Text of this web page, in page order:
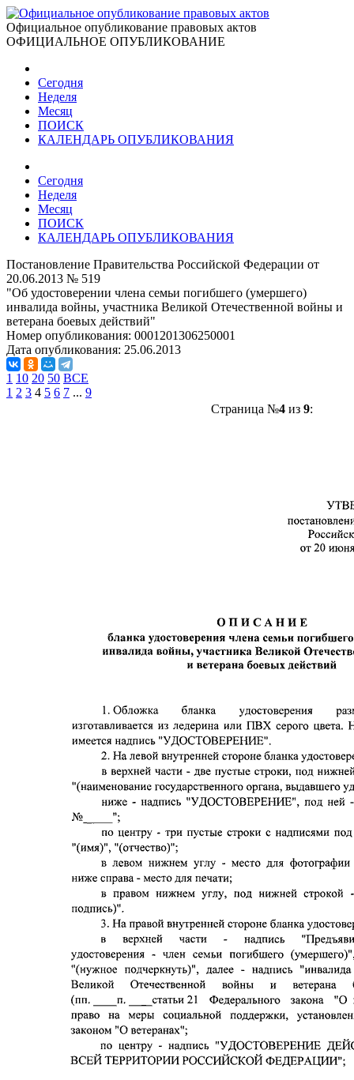
Официальное опубликование правовых актов
ОФИЦИАЛЬНОЕ ОПУБЛИКОВАНИЕ
Сегодня
Неделя
Месяц
ПОИСК
КАЛЕНДАРЬ ОПУБЛИКОВАНИЯ
Сегодня
Неделя
Месяц
ПОИСК
КАЛЕНДАРЬ ОПУБЛИКОВАНИЯ
Постановление Правительства Российской Федерации от
20.06.2013 № 519
"Об удостоверении члена семьи погибшего (умершего)
инвалида войны, участника Великой Отечественной войны и
ветерана боевых действий"
Номер опубликования: 0001201306250001
Дата опубликования: 25.06.2013
1 10 20 50 ВСЕ
1 2 3 4 5 6 7 ... 9
Страница №4из 9: